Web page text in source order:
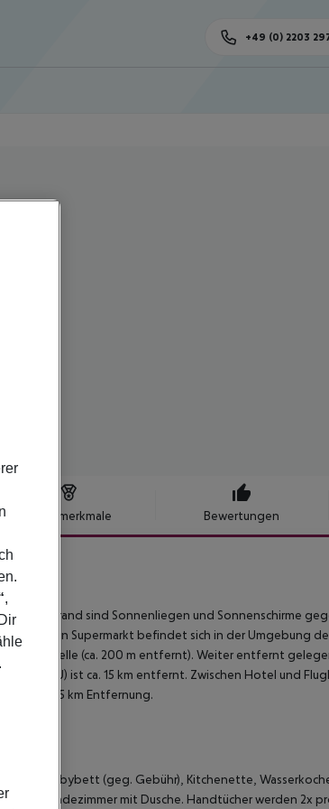
+49 (0) 2203
Hotelmerkmale Bewertungen
Am Strand sind Sonnenliegen und Sonnenschirme
50 km). Ein Supermarkt befindet sich in der Umgebung
(ca. 200 m entfernt). Weiter entfernt
(SPU) ist ca. 15 km entfernt. Zwischen Hotel und
in etwa 85 km Entfernung.
Babybett (geg. Gebühr), Kitchenette,
Badezimmer mit Dusche. Handtücher werden 2x
,
.